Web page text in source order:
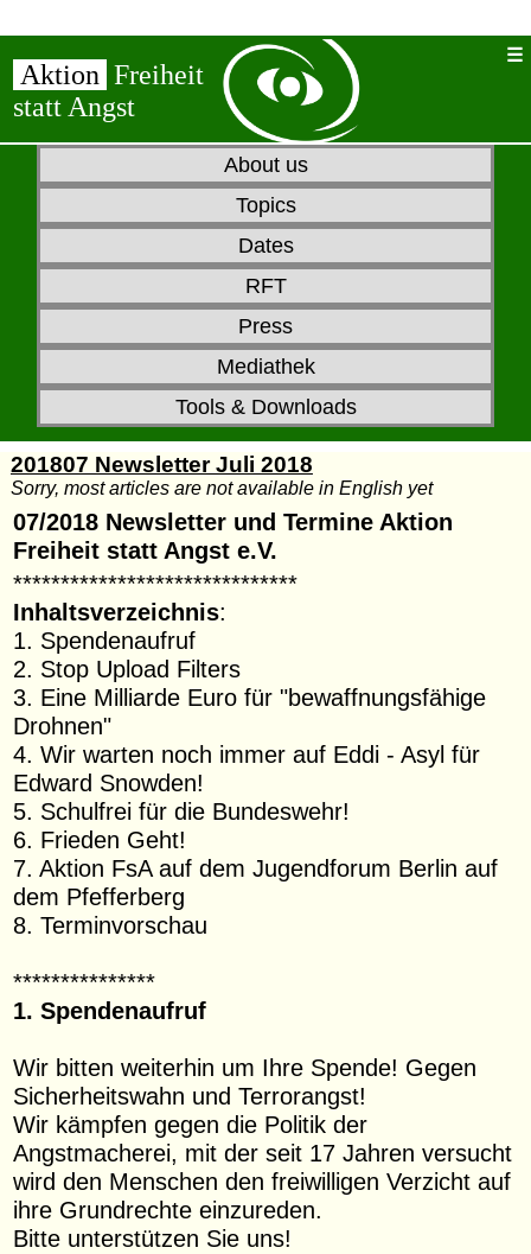
Aktion Freiheit
statt Angst
About us
Topics
Dates
RFT
Press
Mediathek
Tools & Downloads
201807 Newsletter Juli 2018
Sorry, most articles are not available in English yet
07/2018 Newsletter und Termine Aktion
Freiheit statt Angst e.V.
******************************
Inhaltsverzeichnis:
1. Spendenaufruf
2. Stop Upload Filters
3. Eine Milliarde Euro für "bewaffnungsfähige
Drohnen"
4. Wir warten noch immer auf Eddi - Asyl für
Edward Snowden!
5. Schulfrei für die Bundeswehr!
6. Frieden Geht!
7. Aktion FsA auf dem Jugendforum Berlin auf
dem Pfefferberg
8. Terminvorschau
***************
1. Spendenaufruf
Wir bitten weiterhin um Ihre Spende! Gegen
Sicherheitswahn und Terrorangst!
Wir kämpfen gegen die Politik der
Angstmacherei, mit der seit 17 Jahren versucht
wird den Menschen den freiwilligen Verzicht auf
ihre Grundrechte einzureden.
Bitte unterstützen Sie uns!